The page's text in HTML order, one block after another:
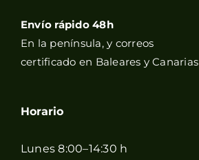
Envío rápido 48h
En la península, y correos
certificado en Baleares y Canarias
Horario
Lunes 8:00–14:30 h